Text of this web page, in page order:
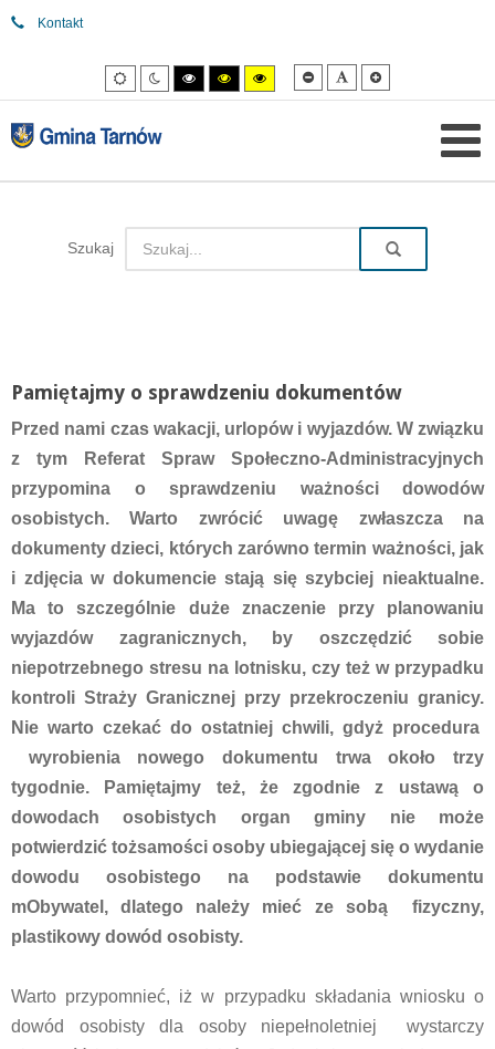
Kontakt
Tryb
domyślny
Tryb
nocny
Tryb
wysokiego
kontrastu
Tryb
wysokiego
kontrastu
Tryb
wysokiego
kontrastu
Mniejsza
czcionka
Domyślna
czcionka
Szukaj
Pamiętajmy o sprawdzeniu dokumentów
Przed nami czas wakacji, urlopów i wyjazdów. W związku
z tym Referat Spraw Społeczno-Administracyjnych
przypomina o sprawdzeniu ważności dowodów
osobistych. Warto zwrócić uwagę zwłaszcza na
dokumenty dzieci, których zarówno termin ważności, jak
i zdjęcia w dokumencie stają się szybciej nieaktualne.
Ma to szczególnie duże znaczenie przy planowaniu
wyjazdów zagranicznych, by oszczędzić sobie
niepotrzebnego stresu na lotnisku, czy też w przypadku
kontroli Straży Granicznej przy przekroczeniu granicy.
Nie warto czekać do ostatniej chwili, gdyż procedura
wyrobienia nowego dokumentu trwa około trzy
tygodnie. Pamiętajmy też, że zgodnie z ustawą o
dowodach osobistych organ gminy nie może
potwierdzić tożsamości osoby ubiegającej się o wydanie
dowodu osobistego na podstawie dokumentu
mObywatel, dlatego należy mieć ze sobą fizyczny,
plastikowy dowód osobisty.
Warto przypomnieć, iż w przypadku składania wniosku o
dowód osobisty dla osoby niepełnoletniej wystarczy